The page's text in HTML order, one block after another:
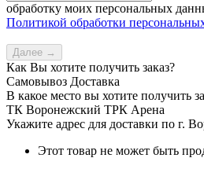
обработку моих персональных
Политикой обработки
Далее →
Как Вы хотите получить заказ?
Самовывоз Доставка
В какое место вы хотите получить
ТК Воронежский ТРК Арена
Укажите адрес для доставки по г.
Этот товар не может быть